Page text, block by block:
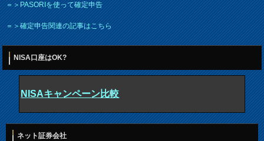
＝＞PASORIを使って確定申告
＝＞確定申告関連の記事はこちら
NISA口座はOK?
NISAキャンペーン比較
ネット証券会社